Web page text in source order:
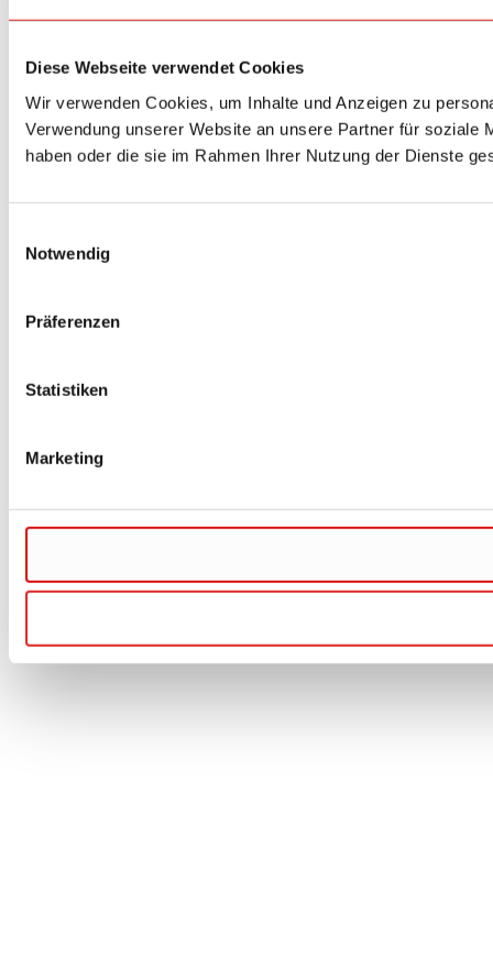
Diese Webseite verwendet Cookies
Wir verwenden Cookies, um Inhalte und Anzeigen zu
Verwendung unserer Website an unsere Partner für soziale
haben oder die sie im Rahmen Ihrer Nutzung der Dienste
Notwendig
Präferenzen
Statistiken
Marketing